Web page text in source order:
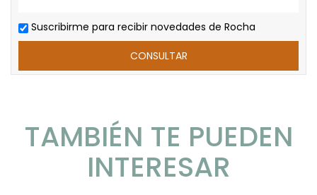
Suscribirme para recibir novedades de Rocha
TAMBIÉN TE PUEDEN
INTERESAR